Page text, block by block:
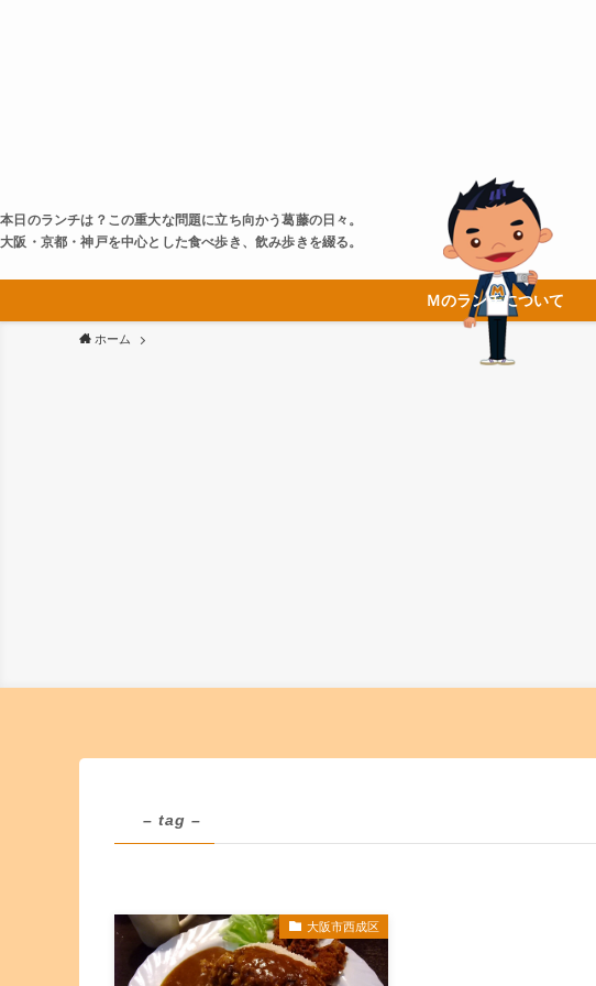
本日のランチは？この重大な問題に立ち向かう葛藤の日々。
大阪・京都・神戸を中心とした食べ歩き、飲み歩きを綴る。
Ｍのランチについて
ホーム
– tag –
大阪市西成区